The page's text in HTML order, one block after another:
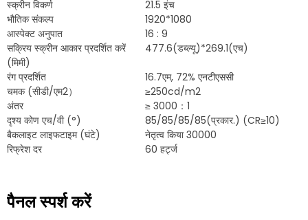
स्क्रीन विकर्ण
21.5 इंच
भौतिक संकल्प
1920*1080
आस्पेक्ट अनुपात
16 : 9
सक्रिय स्क्रीन आकार प्रदर्शित करें
(मिमी)
477.6(डब्ल्यू)*269.1(एच)
रंग प्रदर्शित
16.7एम, 72% एनटीएससी
चमक (सीडी/एम2）
≥250cd/m2
अंतर
≥ 3000：1
दृश्य कोण एच/वी (°)
85/85/85/85(प्रकार.) (CR≥10)
बैकलाइट लाइफटाइम (घंटे)
नेतृत्व किया 30000
रिफ्रेश दर
60 हर्ट्ज
पैनल स्पर्श करें